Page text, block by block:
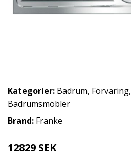
Kategorier: Badrum, Förvaring,
Badrumsmöbler
Brand: Franke
12829 SEK